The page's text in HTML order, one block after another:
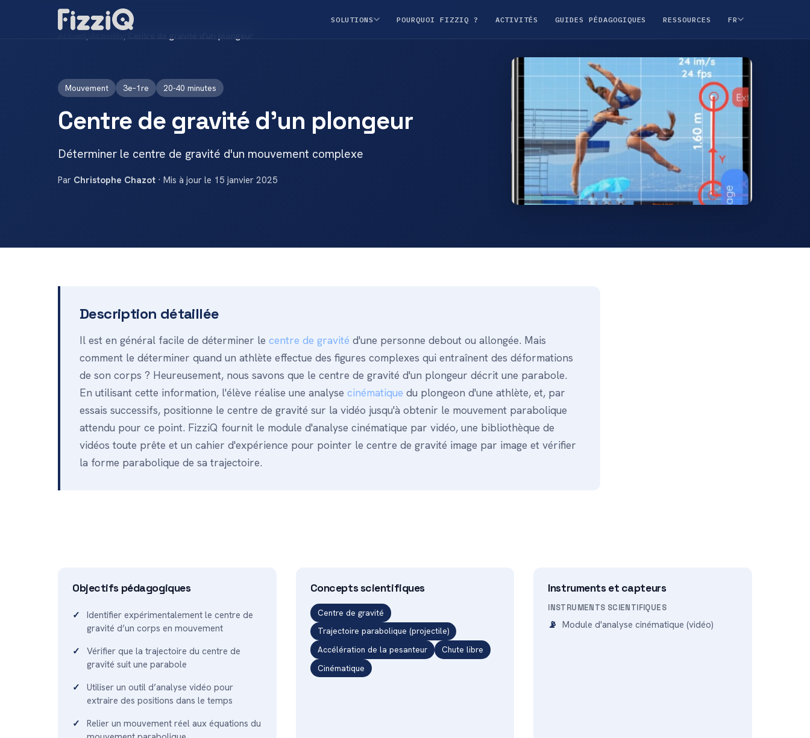
SOLUTIONS POURQUOI FIZZIQ ? ACTIVITÉS GUIDES PÉDAGOGIQUES RESSOURCES FR
Mouvement 3e–1re 20-40 minutes
Centre de gravité d'un plongeur
Déterminer le centre de gravité d'un mouvement complexe
Par Christophe Chazot · Mis à jour le 15 janvier 2025
Description détaillée
Il est en général facile de déterminer le centre de gravité d'une personne debout ou allongée. Mais
comment le déterminer quand un athlète effectue des figures complexes qui entraînent des déformations
de son corps ? Heureusement, nous savons que le centre de gravité d'un plongeur décrit une parabole.
En utilisant cette information, l'élève réalise une analyse cinématique du plongeon d'une athlète, et, par
essais successifs, positionne le centre de gravité sur la vidéo jusqu'à obtenir le mouvement parabolique
attendu pour ce point. FizziQ fournit le module d'analyse cinématique par vidéo, une bibliothèque de
vidéos toute prête et un cahier d'expérience pour pointer le centre de gravité image par image et vérifier
la forme parabolique de sa trajectoire.
Objectifs pédagogiques
Identifier expérimentalement le centre de
gravité d’un corps en mouvement
Vérifier que la trajectoire du centre de
gravité suit une parabole
Utiliser un outil d’analyse vidéo pour
extraire des positions dans le temps
Relier un mouvement réel aux équations du
Concepts scientifiques
Centre de gravité
Trajectoire parabolique (projectile)
Accélération de la pesanteur
Chute libre
Cinématique
Instruments et capteurs
INSTRUMENTS SCIENTIFIQUES
Module d'analyse cinématique (vidéo)